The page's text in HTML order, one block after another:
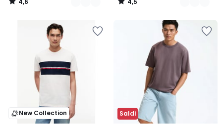
4,6
/
4,5
/
New Collection Saldi